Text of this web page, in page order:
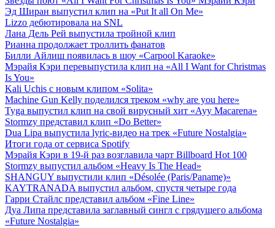
Эд Ширан выпустил клип на «Put It all On Me»
Lizzo дебютировала на SNL
Лана Дель Рей выпустила тройной клип
Рианна продолжает троллить фанатов
Билли Айлиш появилась в шоу «Carpool Karaoke»
Мэрайя Кэри перевыпустила клип на «All I Want for Christmas
Is You»
Kali Uchis с новым клипом «Solita»
Machine Gun Kelly поделился треком «why are you here»
Tyga выпустил клип на свой вирусный хит «Ayy Macarena»
Stormzy представил клип «Do Better»
Dua Lipa выпустила lyric-видео на трек «Future Nostalgia»
Итоги года от сервиса Spotify
Мэрайя Кэри в 19-й раз возглавила чарт Billboard Hot 100
Stormzy выпустил альбом «Heavy Is The Head»
SHANGUY выпустили клип «Désolée (Paris/Paname)»
KAYTRANADA выпустил альбом, спустя четыре года
Гарри Стайлс представил альбом «Fine Line»
Дуа Липа представила заглавный сингл с грядущего альбома
«Future Nostalgia»